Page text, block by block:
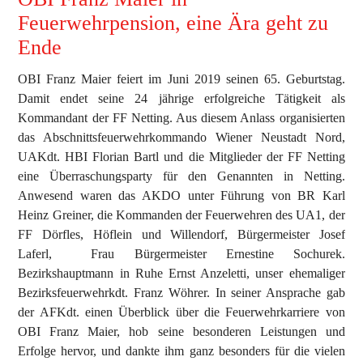
Ausbildung
Einsätze
Jugend
Veranstaltungen
Feuerwehrpension, eine Ära geht zu
Ende
OBI Franz Maier feiert im Juni 2019 seinen 65. Geburtstag.
Damit endet seine 24 jährige erfolgreiche Tätigkeit als
Kommandant der FF Netting. Aus diesem Anlass organisierten
das Abschnittsfeuerwehrkommando Wiener Neustadt Nord,
UAKdt. HBI Florian Bartl und die Mitglieder der FF Netting
eine Überraschungsparty für den Genannten in Netting.
Anwesend waren das AKDO unter Führung von BR Karl
Heinz Greiner, die Kommanden der Feuerwehren des UA1, der
FF Dörfles, Höflein und Willendorf, Bürgermeister Josef
Laferl, Frau Bürgermeister Ernestine Sochurek.
Bezirkshauptmann in Ruhe Ernst Anzeletti, unser ehemaliger
Bezirksfeuerwehrkdt. Franz Wöhrer. In seiner Ansprache gab
der AFKdt. einen Überblick über die Feuerwehrkarriere von
OBI Franz Maier, hob seine besonderen Leistungen und
Erfolge hervor, und dankte ihm ganz besonders für die vielen